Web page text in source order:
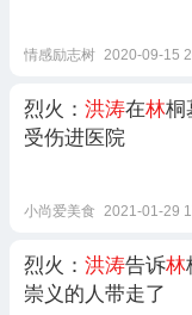
情感励志树 2020-09-15
烈火： 洪涛在林桐
受伤进医院
小尚爱美食 2021-01-29
烈火： 洪涛告诉林
崇义的人带走了